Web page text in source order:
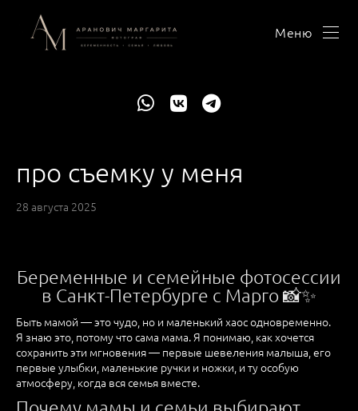
Меню
про съемку у меня
28 августа 2025
Беременные и семейные фотосессии
в Санкт-Петербурге с Марго 📸✨
Быть мамой — это чудо, но и маленький хаос одновременно.
Я знаю это, потому что сама мама. Я понимаю, как хочется
сохранить эти мгновения — первые шевеления малыша, его
первые улыбки, маленькие ручки и ножки, и ту особую
атмосферу, когда вся семья вместе.